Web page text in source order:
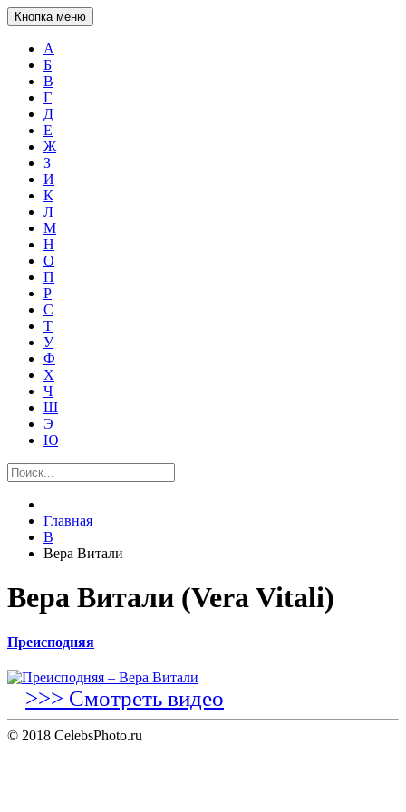
Кнопка меню
А
Б
В
Г
Д
Е
Ж
З
И
К
Л
М
Н
О
П
Р
С
Т
У
Ф
Х
Ч
Ш
Э
Ю
Главная
В
Вера Витали
Вера Витали (Vera Vitali)
Преисподняя
>>> Смотреть видео
© 2018 CelebsPhoto.ru